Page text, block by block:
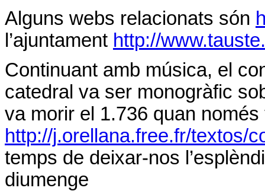
Alguns webs relacionats són
l’ajuntament http://
Continuant amb música, el
catedral va ser monogràfic
va morir el 1.736 quan
http://j.orellana.free.fr/textos/
temps de deixar-nos
diumenge